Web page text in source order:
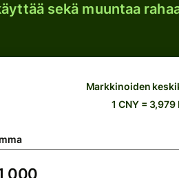
sekä muuntaa
Markkinoiden
1 CNY = 3,979